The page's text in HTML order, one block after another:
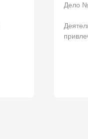
Дело